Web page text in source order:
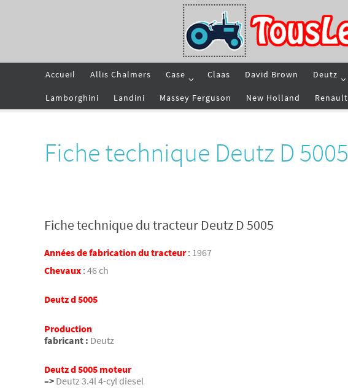
Accueil Allis Chalmers Case Claas David Brown Deutz
Lamborghini Landini Massey Ferguson New Holland Renault
Fiche technique Deutz D 5005
Fiche technique du tracteur Deutz D 5005
Années de fabrication du tracteur: 1967
Chevaux : 46 ch
Deutz d 5005
Production
fabricant : Deutz
Deutz d 5005 moteur
–> Deutz 3.4l 4-cyl diesel